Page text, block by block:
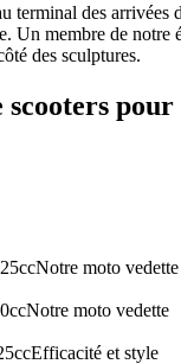
terminal des arrivées
Un membre de notre
des sculptures.
pour
Notre moto vedette
Notre moto vedette
Efficacité et style